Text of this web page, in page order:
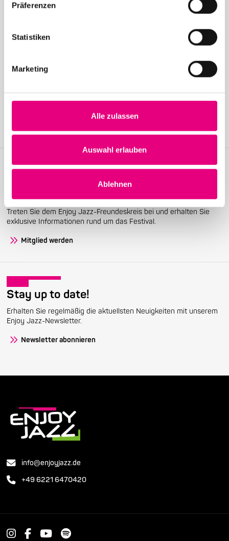
Präferenzen
Statistiken
Marketing
Alle zulassen
Auswahl erlauben
Ablehnen
28. Enjoy Jazz Festival – Weltstar Gregory Porter
im Rosengarten Mannheim – Vorverkauf startet
Become a friend!
Treten Sie dem Enjoy Jazz-Freundeskreis bei und erhalten Sie
exklusive Informationen rund um das Festival.
Mitglied werden
Stay up to date!
Erhalten Sie regelmäßig die aktuellsten Neuigkeiten mit unserem
Enjoy Jazz-Newsletter.
Newsletter abonnieren
info@enjoyjazz.de
+49 6221 6470420